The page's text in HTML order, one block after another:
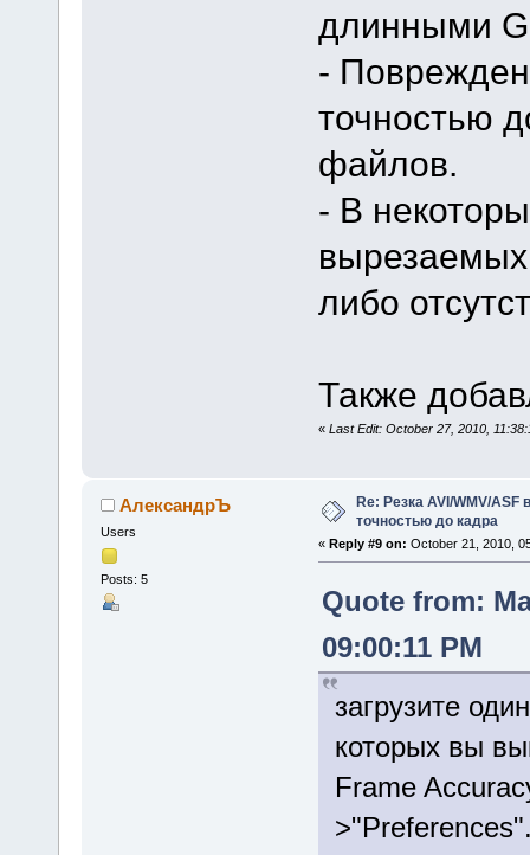
длинными
-
точностью
файлов.
- В
либо
Также
« Last Edit: October 27, 2010,
АлександрЪ
Users
Posts: 5
Re: Резка AVI/WMV/
точностью до кадра
« Reply #9 on: October 21, 2010,
Quote from:
09:00:11 PM
загрузите
которых вы
Frame